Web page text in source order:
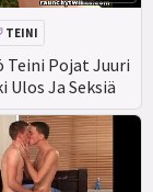
Teini Pojat Juuri
Ulos Ja Seksiä
TEINI
JULKINEN